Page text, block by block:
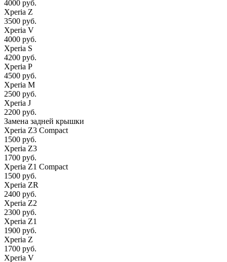
4000 руб.
Xperia Z
3500 руб.
Xperia V
4000 руб.
Xperia S
4200 руб.
Xperia P
4500 руб.
Xperia M
2500 руб.
Xperia J
2200 руб.
Замена задней крышки
Xperia Z3 Compact
1500 руб.
Xperia Z3
1700 руб.
Xperia Z1 Compact
1500 руб.
Xperia ZR
2400 руб.
Xperia Z2
2300 руб.
Xperia Z1
1900 руб.
Xperia Z
1700 руб.
Xperia V